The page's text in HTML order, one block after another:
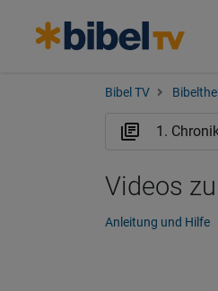
Bibel TV
Videos
Anleitung und Hilfe